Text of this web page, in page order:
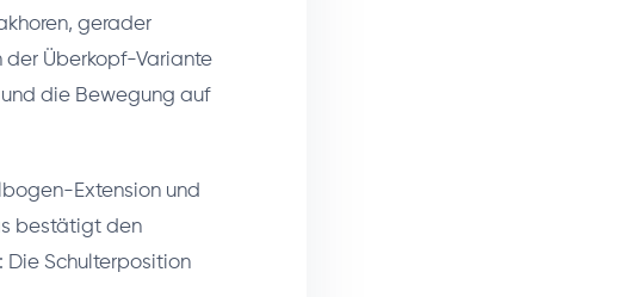
gerader
der Überkopf-Variante
die Bewegung auf
Extension und
bestätigt den
Die Schulterposition